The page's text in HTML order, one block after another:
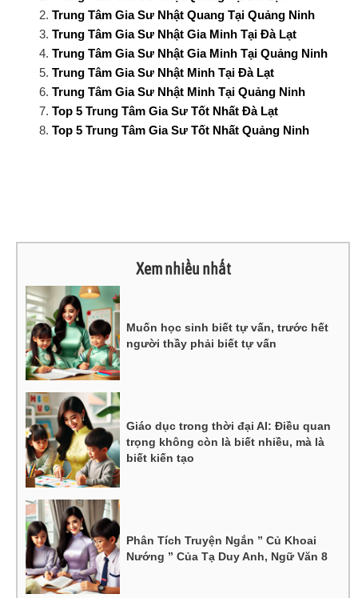
Trung Tâm Gia Sư Nhật Quang Tại Quảng Ninh
Trung Tâm Gia Sư Nhật Gia Minh Tại Đà Lạt
Trung Tâm Gia Sư Nhật Gia Minh Tại Quảng Ninh
Trung Tâm Gia Sư Nhật Minh Tại Đà Lạt
Trung Tâm Gia Sư Nhật Minh Tại Quảng Ninh
Top 5 Trung Tâm Gia Sư Tốt Nhất Đà Lạt
Top 5 Trung Tâm Gia Sư Tốt Nhất Quảng Ninh
Xem nhiều nhất
Muốn học sinh biết tự vấn, trước hết
người thầy phải biết tự vấn
Giáo dục trong thời đại AI: Điều quan
trọng không còn là biết nhiều, mà là
biết kiến tạo
Phân Tích Truyện Ngắn ” Củ Khoai
Nướng ” Của Tạ Duy Anh, Ngữ Văn 8